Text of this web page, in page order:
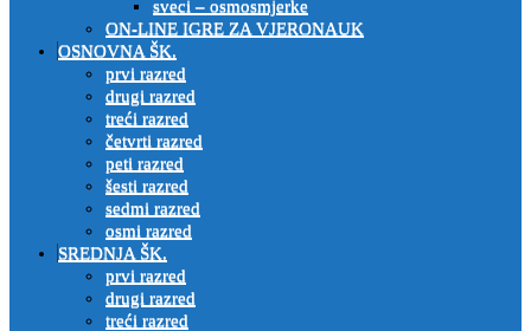
sveci – osmosmjerke
ON-LINE IGRE ZA VJERONAUK
OSNOVNA ŠK.
prvi razred
drugi razred
treći razred
četvrti razred
peti razred
šesti razred
sedmi razred
osmi razred
SREDNJA ŠK.
prvi razred
drugi razred
treći razred